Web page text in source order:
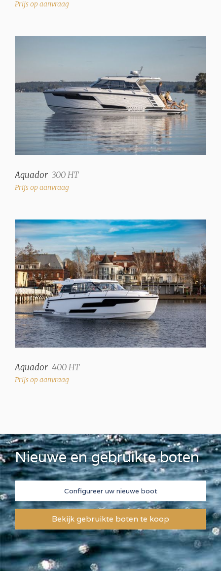
Prijs op aanvraag
Aquador 300 HT
Prijs op aanvraag
Aquador 400 HT
Prijs op aanvraag
Nieuwe en gebruikte boten
Configureer uw nieuwe boot
Bekijk gebruikte boten te koop